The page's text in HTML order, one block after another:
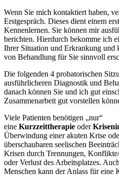
Wenn Sie mich kontaktiert haben,
Erstgespräch. Dieses dient einem
Kennenlernen. Sie können mir
berichten. Hierdurch bekomme ich
Ihrer Situation und Erkrankung und
von Behandlung für Sie sinnvoll
Die folgenden 4 probatorischen
ausführlicheren Diagnostik und
danach können Sie und ich gut
Zusammenarbeit gut vorstellen
Viele Patienten benötigen „nur“
eine Kurzzeittherapie oder
Überwindung einer akuten Krise
überschaubaren seelischen
Krisen durch Trennungen,
oder Verlust des Arbeitsplatzes.
Menschen kann der Anlass für eine